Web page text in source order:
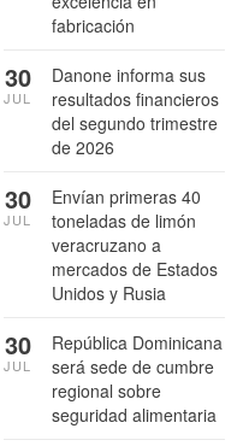
fabricación
Danone informa sus
resultados financieros
del segundo trimestre
de 2026
30
JUL
Envían primeras 40
toneladas de limón
veracruzano a
mercados de Estados
Unidos y Rusia
30
JUL
República Dominicana
será sede de cumbre
regional sobre
seguridad alimentaria
30
JUL